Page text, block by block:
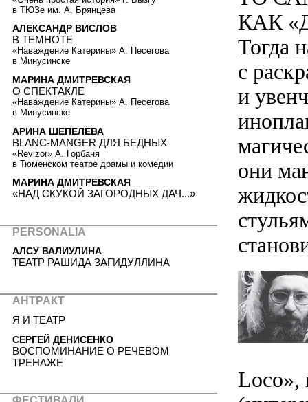
КАК
Тогда
с
и
они
Loco»,
в ТЮЗе им. А. Брянцева
АЛЕКСАНДР ВИСЛОВ
В ТЕМНОТЕ
«Наваждение Катерины» А. Песегова
в Минусинске
МАРИНА ДМИТРЕВСКАЯ
О СПЕКТАКЛЕ
«Наваждение Катерины» А. Песегова
в Минусинске
АРИНА ШЕПЕЛЁВА
BLANC-MANGER ДЛЯ БЕДНЫХ
«Revizor» А. Горбаня
в Тюменском театре драмы и комедии
МАРИНА ДМИТРЕВСКАЯ
«НАД СКУКОЙ ЗАГОРОДНЫХ ДАЧ...»
PERSONALIA
АЛСУ ВАЛИУЛИНА
ТЕАТР РАШИДА ЗАГИДУЛЛИНА
АНТРАКТ
Я И ТЕАТР
СЕРГЕЙ ДЕНИСЕНКО
ВОСПОМИНАНИЕ О РЕЧЕВОМ
ТРЕНАЖЕ